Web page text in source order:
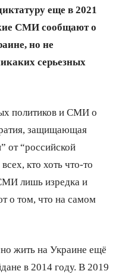
еще в 2021
СМИ сообщают о
но не
серьезных
политиков и СМИ о
защищающая
от “российской
кто хоть что-то
лишь изредка и
о том, что на самом
жить на Украине ещё
в 2014 году. В 2019